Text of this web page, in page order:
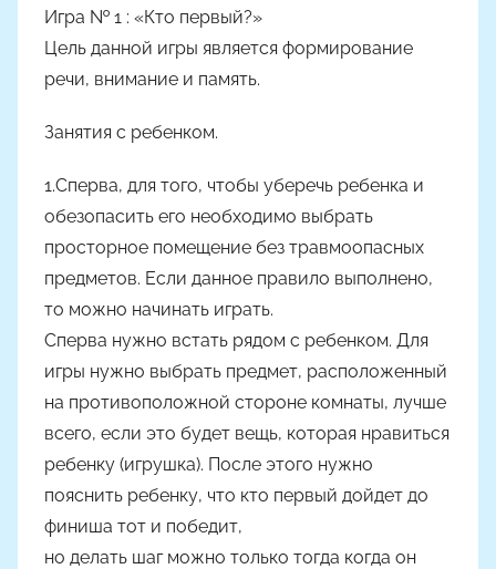
Игра № 1 : «Кто первый?»
Цель данной игры является формирование
речи, внимание и память.
Занятия с ребенком.
1.Сперва, для того, чтобы уберечь ребенка и
обезопасить его необходимо выбрать
просторное помещение без травмоопасных
предметов. Если данное правило выполнено,
то можно начинать играть.
Сперва нужно встать рядом с ребенком. Для
игры нужно выбрать предмет, расположенный
на противоположной стороне комнаты, лучше
всего, если это будет вещь, которая нравиться
ребенку (игрушка). После этого нужно
пояснить ребенку, что кто первый дойдет до
финиша тот и победит,
но делать шаг можно только тогда когда он